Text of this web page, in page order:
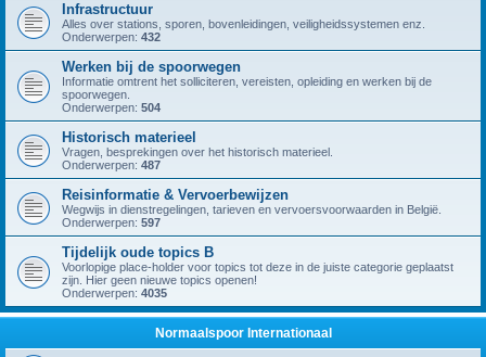
Infrastructuur
Alles over stations, sporen, bovenleidingen, veiligheidssystemen enz.
Onderwerpen: 432
Werken bij de spoorwegen
Informatie omtrent het solliciteren, vereisten, opleiding en werken bij de
spoorwegen.
Onderwerpen: 504
Historisch materieel
Vragen, besprekingen over het historisch materieel.
Onderwerpen: 487
Reisinformatie & Vervoerbewijzen
Wegwijs in dienstregelingen, tarieven en vervoersvoorwaarden in België.
Onderwerpen: 597
Tijdelijk oude topics B
Voorlopige place-holder voor topics tot deze in de juiste categorie geplaatst
zijn. Hier geen nieuwe topics openen!
Onderwerpen: 4035
Normaalspoor Internationaal